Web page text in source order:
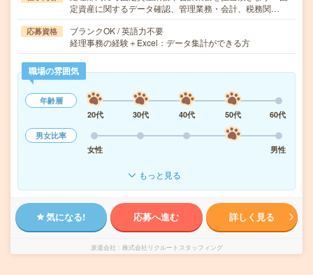
定資産に関するデータ確認、管理業務・会計、税務関…
応募資格
ブランクOK / 英語力不要
経理事務の経験＋Excel：データ集計ができる方
職場の雰囲気
年齢層
20代
30代 40代 50代
60代
男女比率
女性
男性
もっと見る
気になる! 応募へ進む 詳しく見る
派遣会社 株式会社リクルートスタッフィング